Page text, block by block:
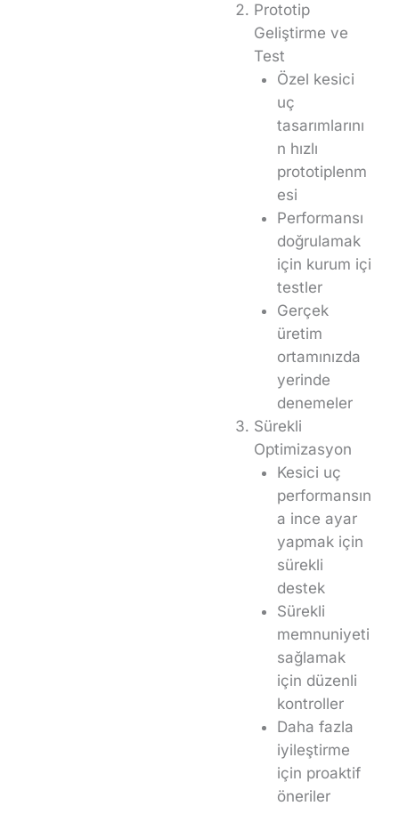
Prototip
Geliştirme ve
Test
Özel kesici
uç
tasarımlarını
n hızlı
prototiplenm
esi
Performansı
doğrulamak
için kurum içi
testler
Gerçek
üretim
ortamınızda
yerinde
denemeler
Sürekli
Optimizasyon
Kesici uç
performansın
a ince ayar
yapmak için
sürekli
destek
Sürekli
memnuniyeti
sağlamak
için düzenli
kontroller
Daha fazla
iyileştirme
için proaktif
öneriler